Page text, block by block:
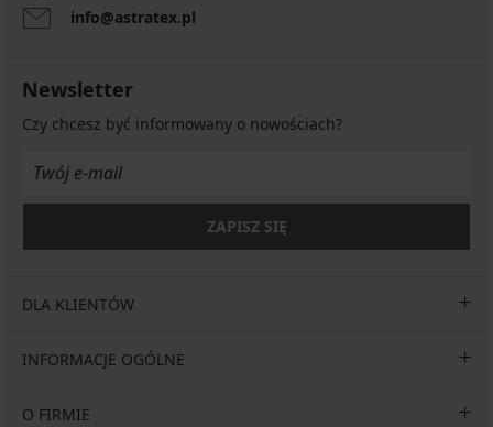
info@astratex.pl
Newsletter
Czy chcesz być informowany o nowościach?
ZAPISZ SIĘ
DLA KLIENTÓW
INFORMACJE OGÓLNE
O FIRMIE